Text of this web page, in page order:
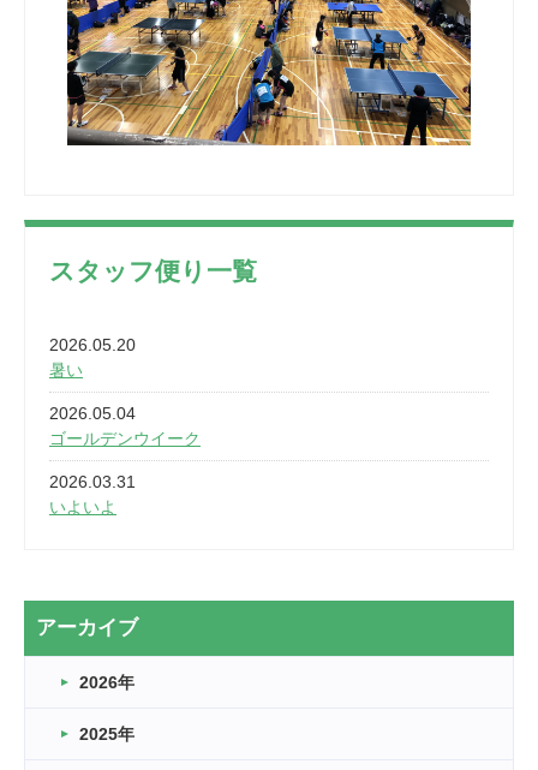
スタッフ便り一覧
2026.05.20
暑い
2026.05.04
ゴールデンウイーク
2026.03.31
いよいよ
2026.03.20
なぎなた
2026.03.16
アーカイブ
2026年
2025年